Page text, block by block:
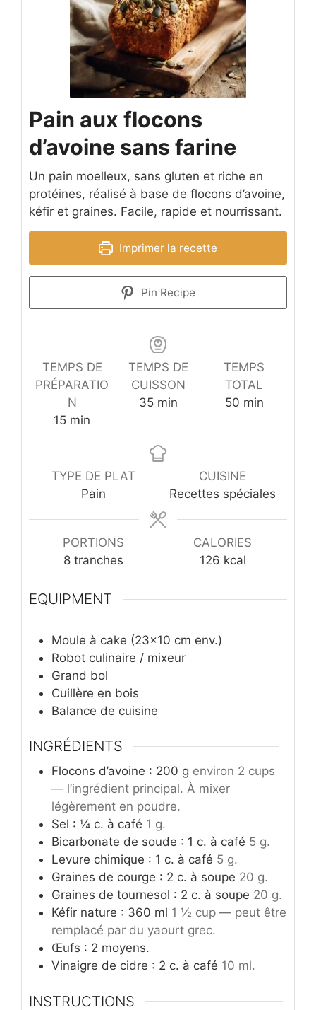
Pain aux flocons
d’avoine sans farine
Un pain moelleux, sans gluten et riche en
protéines, réalisé à base de flocons d’avoine,
kéfir et graines. Facile, rapide et nourrissant.
Imprimer la recette
Pin Recipe
TEMPS DE
PRÉPARATIO
N
15minutes
min
TEMPS DE
CUISSON
35minutes
min
TEMPS
TOTAL
50minutes
min
TYPE DE PLAT
Pain
CUISINE
Recettes spéciales
PORTIONS
8 tranches
CALORIES
126 kcal
EQUIPMENT
Moule à cake (23×10 cm env.)
Robot culinaire / mixeur
Grand bol
Cuillère en bois
Balance de cuisine
INGRÉDIENTS
Flocons d’avoine : 200 g environ 2 cups
— l’ingrédient principal. À mixer
légèrement en poudre.
Sel : ¼ c. à café 1 g.
Bicarbonate de soude : 1 c. à café 5 g.
Levure chimique : 1 c. à café 5 g.
Graines de courge : 2 c. à soupe 20 g.
Graines de tournesol : 2 c. à soupe 20 g.
Kéfir nature : 360 ml 1 ½ cup — peut être
remplacé par du yaourt grec.
Œufs : 2 moyens.
Vinaigre de cidre : 2 c. à café 10 ml.
INSTRUCTIONS